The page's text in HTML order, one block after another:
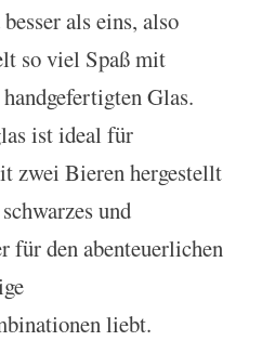
als eins, also
so viel Spaß mit
Glas.
ist ideal für
zwei Bieren hergestellt
und
für den abenteuerlichen
liebt.